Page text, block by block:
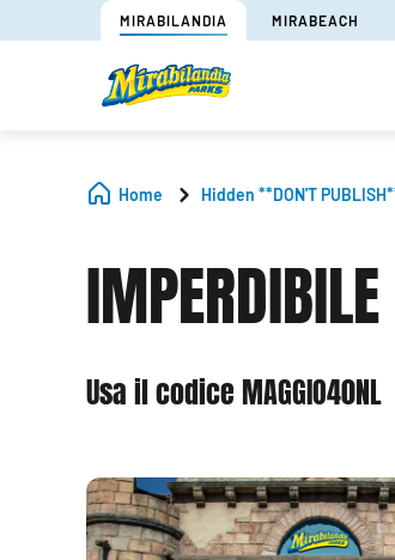
MIRABILANDIA MIRABEACH
Home Hidden **DON'T
Usa il codice MAGGIO40NL